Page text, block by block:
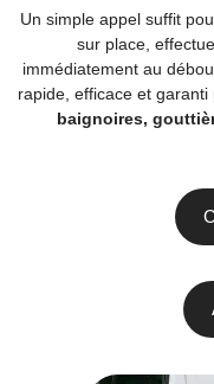
Un simple appel suffit
sur place,
immédiatement au
rapide, efficace et garanti
baignoires,